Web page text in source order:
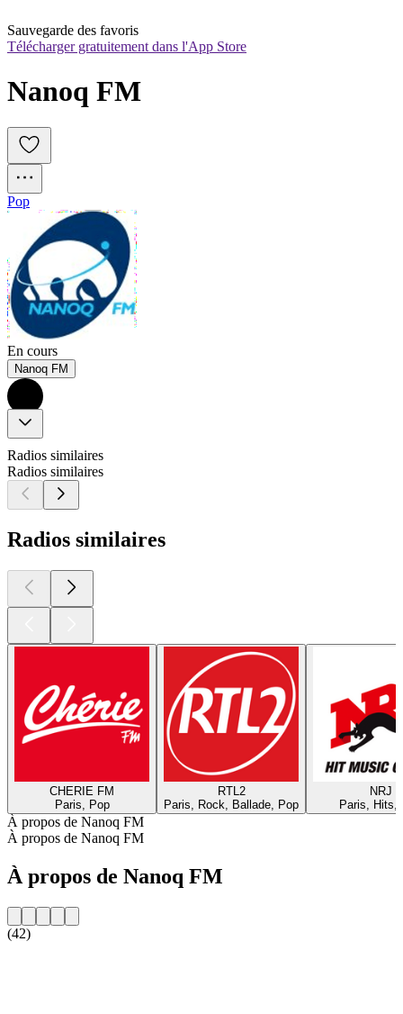
Sauvegarde des favoris
Télécharger gratuitement dans l'App Store
Nanoq FM
Pop
En cours
Nanoq FM
Radios similaires
Radios similaires
Radios similaires
CHERIE FM
Paris, Pop
RTL2
Paris, Rock, Ballade, Pop
NRJ
Paris, Hits,
À propos de Nanoq FM
À propos de Nanoq FM
À propos de Nanoq FM
(42)